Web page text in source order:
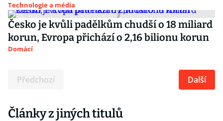
Technologie a média
Česko je kvůli padělkům chudší o 18 miliard
korun, Evropa přichází o 2,16 bilionu korun
Domácí
Předchozí Další
Články z jiných titulů